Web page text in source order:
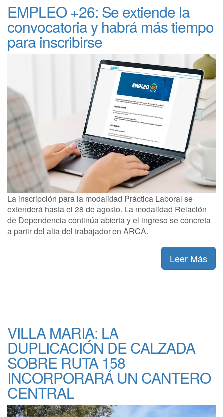
EMPLEO +26: Se extiende la
convocatoria y habrá más tiempo
para inscribirse
La inscripción para la modalidad Práctica Laboral se
extenderá hasta el 28 de agosto. La modalidad Relación
de Dependencia continúa abierta y el ingreso se concreta
a partir del alta del trabajador en ARCA.
Leer Más
VILLA MARIA: LA
DUPLICACIÓN DE CALZADA
SOBRE RUTA 158
INCORPORARÁ UN CANTERO
CENTRAL